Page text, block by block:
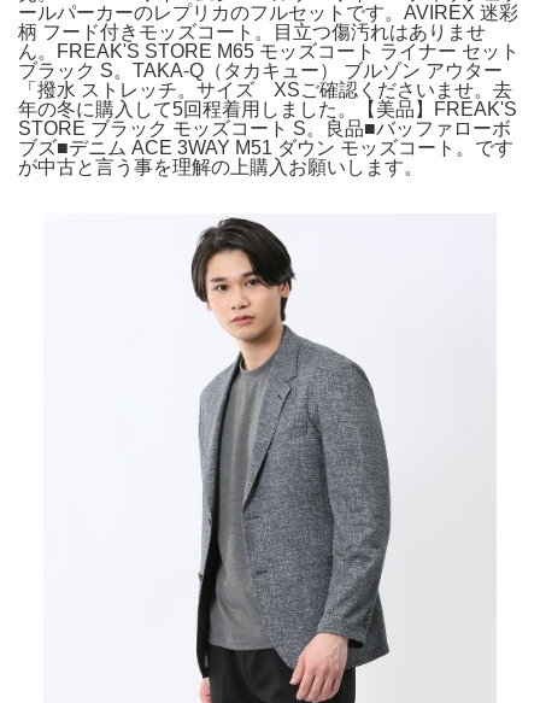
ールパーカーのレプリカのフルセットです。AVIREX 迷彩
柄 フード付きモッズコート。目立つ傷汚れはありませ
ん。FREAK'S STORE M65 モッズコート ライナー セット
ブラック S。TAKA-Q（タカキュー） ブルゾン アウター
「撥水 ストレッチ。サイズ XSご確認くださいませ。去
年の冬に購入して5回程着用しました。【美品】FREAK'S
STORE ブラック モッズコート S。良品■バッファローボ
ブズ■デニム ACE 3WAY M51 ダウン モッズコート。です
が中古と言う事を理解の上購入お願いします。